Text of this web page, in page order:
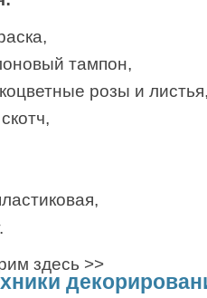
тампон,
розы и
здесь >>